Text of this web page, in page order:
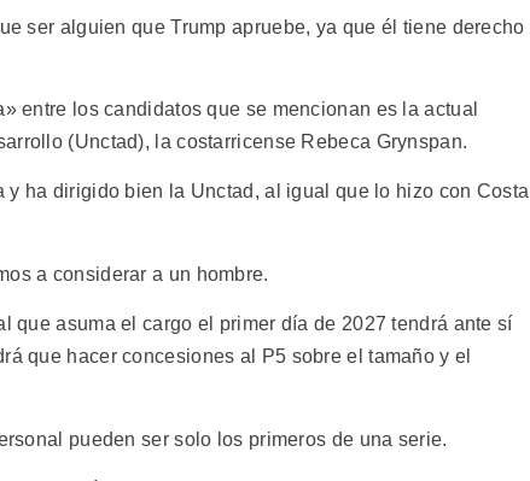
ser alguien que Trump apruebe, ya que él tiene derecho
entre los candidatos que se mencionan es la actual
(Unctad), la costarricense Rebeca Grynspan.
ha dirigido bien la Unctad, al igual que lo hizo con Costa
a considerar a un hombre.
que asuma el cargo el primer día de 2027 tendrá ante sí
que hacer concesiones al P5 sobre el tamaño y el
pueden ser solo los primeros de una serie.